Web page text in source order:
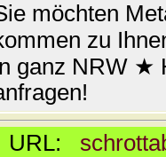
möchten
zu
ganz NRW ★
URL: